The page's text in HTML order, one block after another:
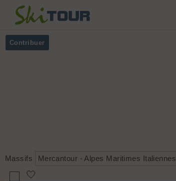
Contribuer
Massifs
Mercantour - Alpes Maritimes Italiennes
🤍